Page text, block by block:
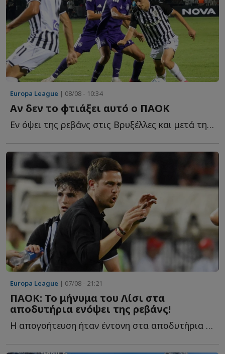
Europa League | 08/08 - 10:34
Αν δεν το φτιάξει αυτό ο ΠΑΟΚ
Εν όψει της ρεβάνς στις Βρυξέλλες και μετά την ήττα α...
Europa League | 07/08 - 21:21
ΠΑΟΚ: Το μήνυμα του Λίσι στα
αποδυτήρια ενόψει της ρεβάνς!
Η απογοήτευση ήταν έντονη στα αποδυτήρια του ΠΑΟΚ μετά τ...